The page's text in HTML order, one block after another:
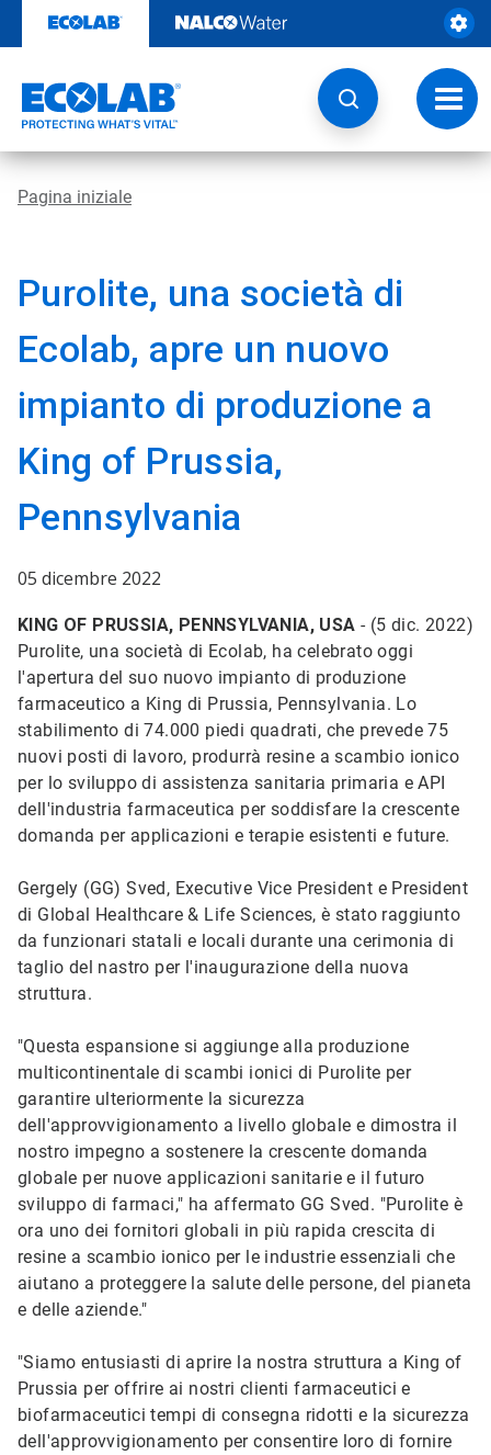
contenuto
Pagina iniziale
Purolite, una società di
Ecolab, apre un nuovo
impianto di produzione a
King of Prussia,
Pennsylvania
05 dicembre 2022
KING OF PRUSSIA, PENNSYLVANIA, USA - (5 dic. 2022)
Purolite, una società di Ecolab, ha celebrato oggi
l'apertura del suo nuovo impianto di produzione
farmaceutico a King di Prussia, Pennsylvania. Lo
stabilimento di 74.000 piedi quadrati, che prevede 75
nuovi posti di lavoro, produrrà resine a scambio ionico
per lo sviluppo di assistenza sanitaria primaria e API
dell'industria farmaceutica per soddisfare la crescente
domanda per applicazioni e terapie esistenti e future.
Gergely (GG) Sved, Executive Vice President e President
di Global Healthcare & Life Sciences, è stato raggiunto
da funzionari statali e locali durante una cerimonia di
taglio del nastro per l'inaugurazione della nuova
struttura.
"Questa espansione si aggiunge alla produzione
multicontinentale di scambi ionici di Purolite per
garantire ulteriormente la sicurezza
dell'approvvigionamento a livello globale e dimostra il
nostro impegno a sostenere la crescente domanda
globale per nuove applicazioni sanitarie e il futuro
sviluppo di farmaci," ha affermato GG Sved. "Purolite è
ora uno dei fornitori globali in più rapida crescita di
resine a scambio ionico per le industrie essenziali che
aiutano a proteggere la salute delle persone, del pianeta
e delle aziende."
"Siamo entusiasti di aprire la nostra struttura a King of
Prussia per offrire ai nostri clienti farmaceutici e
biofarmaceutici tempi di consegna ridotti e la sicurezza
dell'approvvigionamento per consentire loro di fornire